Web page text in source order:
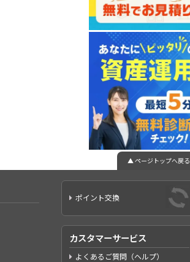
▲ ページトップへ戻る
ポイント交換
カスタマーサービス
よくあるご質問（ヘルプ）